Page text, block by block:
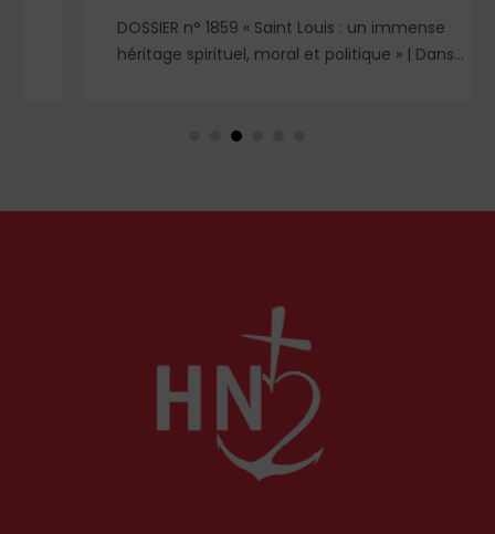
DOSSIER n° 1859 « Saint Louis : un immense
héritage spirituel, moral et politique » | Dans
Castille, mère dévouée et reine de fer, et
lit l'équilibre singulier d'une royauté en acte,